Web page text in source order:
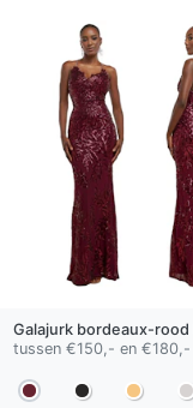
Galajurk bordeaux-rood
tussen €150,- en €180,-